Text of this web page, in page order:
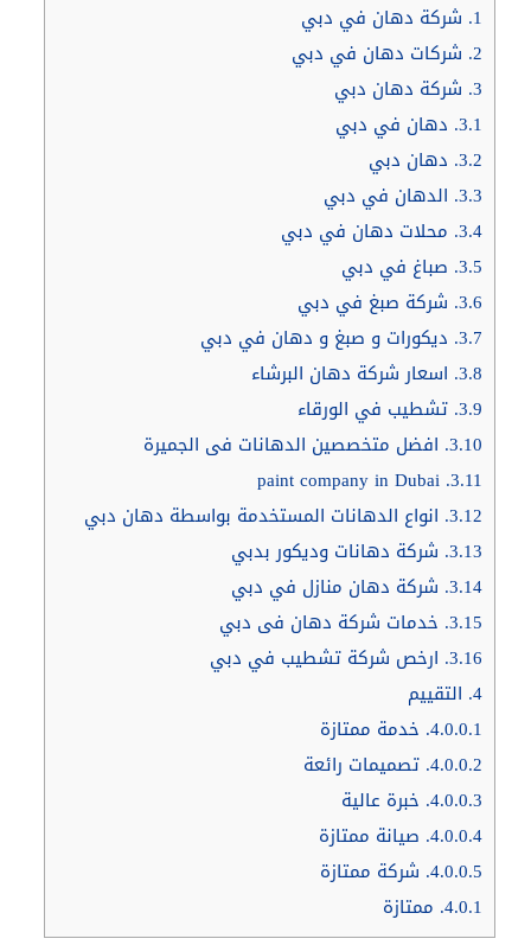
1. شركة دهان في دبي
2. شركات دهان في دبي
3. شركة دهان دبي
3.1. دهان في دبي
3.2. دهان دبي
3.3. الدهان في دبي
3.4. محلات دهان في دبي
3.5. صباغ في دبي
3.6. شركة صبغ في دبي
3.7. ديكورات و صبغ و دهان في دبي
3.8. اسعار شركة دهان البرشاء
3.9. تشطيب في الورقاء
3.10. افضل متخصصين الدهانات فى الجميرة
3.11.
3.12. انواع الدهانات المستخدمة بواسطة دهان دبي
3.13. شركة دهانات وديكور بدبي
3.14. شركة دهان منازل في دبي
3.15. خدمات شركة دهان فى دبي
3.16. ارخص شركة تشطيب في دبي
4. التقييم
4.0.0.1. خدمة ممتازة
4.0.0.2. تصميمات رائعة
4.0.0.3. خبرة عالية
4.0.0.4. صيانة ممتازة
4.0.0.5. شركة ممتازة
4.0.1. ممتازة